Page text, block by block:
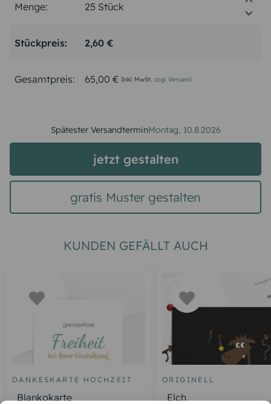
Menge:
Stückpreis: 2,60 €
Gesamtpreis: 65,00 € Inkl. MwSt. zzgl. Versand
Spätester VersandterminMontag, 10.8.2026
jetzt gestalten
gratis Muster gestalten
KUNDEN GEFÄLLT AUCH
DANKESKARTE HOCHZEIT
Blankokarte
ORIGINELL
Elch